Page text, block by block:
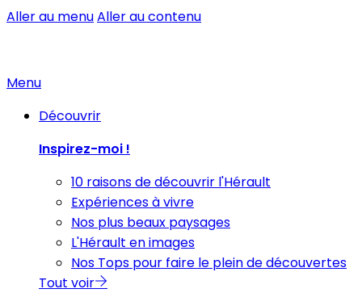
Aller au menuAller au contenu
Menu
Découvrir
Inspirez-moi !
10 raisons de découvrir l'Hérault
Expériences à vivre
Nos plus beaux paysages
L'Hérault en images
Nos Tops pour faire le plein de découvertes
Tout voir